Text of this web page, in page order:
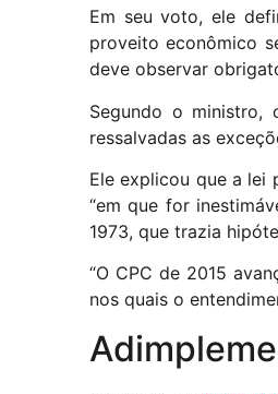
Em seu voto, ele
proveito econômico
deve observar
Segundo o ministro,
ressalvadas as
Ele explicou que a lei
“em que for
1973, que trazia
“O CPC de 2015
nos quais o